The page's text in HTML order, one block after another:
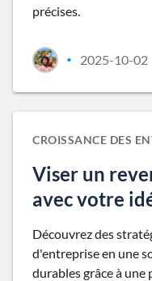
précises.
• 2025-10-02
CROISSANCE DES
Viser un
avec votre
Découvrez des
d'entreprise en une
durables grâce à